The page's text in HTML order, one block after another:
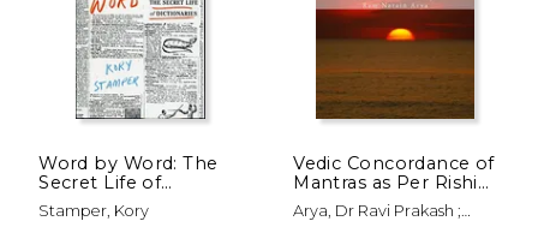
Word by Word: The
Secret Life of
Dictionaries (en
Inglés)
Stamper, Kory
Vedic Concordance of
Mantras as Per Rishi
and Devata (en
Sánscrito)
Arya, Dr Ravi Prakash ;